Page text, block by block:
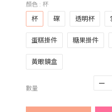
顏色 : 杯
杯 碟 透明杯
蛋糕掛件 糖果掛件
黃眼鏡盒
數量